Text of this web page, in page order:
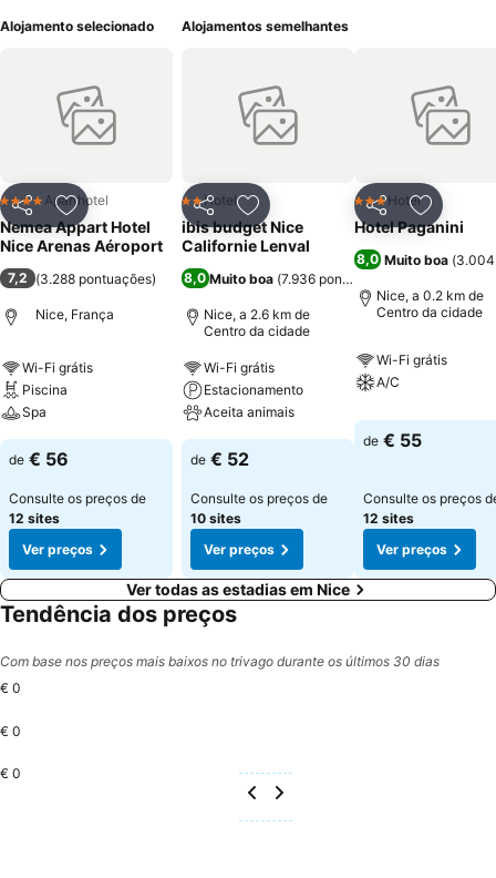
Alojamento selecionado
PartilharAdicionar aos favoritos
4 EstrelasAparthotel
Nemea Appart Hotel
Nice Arenas Aéroport
7,2 (3.288 pontuações)
Nice, França
Wi-Fi grátis
Piscina
Spa
de € 56
Consulte os preços de
12 sites
Ver preços
Alojamentos semelhantes
PartilharAdicionar aos favoritos
2 Estrelas
Hotel
ibis budget Nice
Californie Lenval
8,0 Muito boa (7.936 pontuações
Nice, a 2.6 km de
Centro da cidade
Wi-Fi grátis
Estacionamento
Aceita animais
de € 52
Consulte os preços de
10 sites
Ver preços
Partilhar
3 Estrelas
Hotel
Hotel Paganini
8,0 Muito boa (3.004
Nice, a 0.2 km de
Centro da cidade
Wi-Fi grátis
A/C
de € 55
Consulte os preços
12 sites
Ver preços
Ver todas as estadias em Nice
Tendência dos preços
Com base nos preços mais baixos no trivago durante os últimos 30 dias
€ 0
€ 0
€ 0